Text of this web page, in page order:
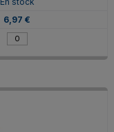
6,97 €